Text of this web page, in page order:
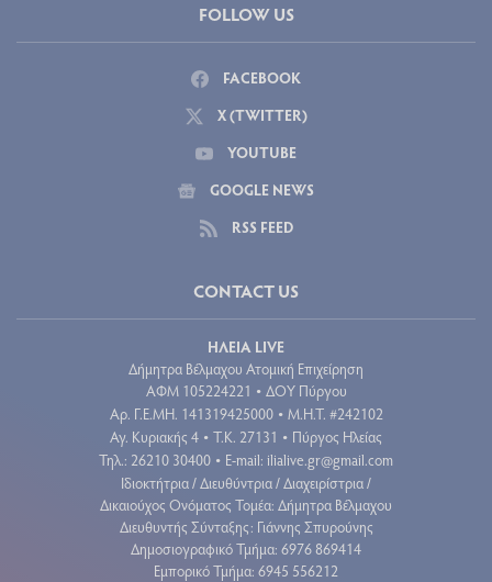
FOLLOW US
FACEBOOK
X (TWITTER)
YOUTUBE
GOOGLE NEWS
RSS FEED
CONTACT US
ΗΛΕΙΑ LIVE
Δήμητρα Βέλμαχου Ατομική Επιχείρηση
ΑΦΜ 105224221 • ΔΟΥ Πύργου
Aρ. Γ.Ε.ΜΗ. 141319425000 • Μ.Η.Τ. #242102
Αγ. Κυριακής 4 • Τ.Κ. 27131 • Πύργος Ηλείας
Τηλ.: 26210 30400 • E-mail: ilialive.gr@gmail.com
Ιδιοκτήτρια / Διευθύντρια / Διαχειρίστρια /
Δικαιούχος Ονόματος Τομέα: Δήμητρα Βέλμαχου
Διευθυντής Σύνταξης: Γιάννης Σπυρούνης
Δημοσιογραφικό Τμήμα: 6976 869414
Εμπορικό Τμήμα: 6945 556212